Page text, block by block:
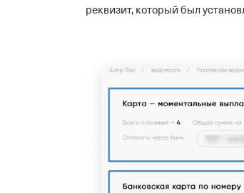
реквизит, который был